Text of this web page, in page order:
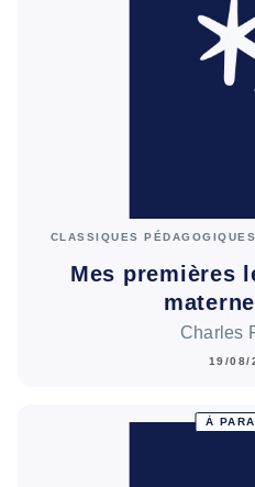
CLASSIQUES
Mes premières
Charles
19/08/
À